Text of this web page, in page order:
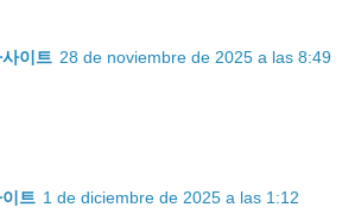
이트 28 de noviembre de 2025 a las 8:49
트 1 de diciembre de 2025 a las 1:12